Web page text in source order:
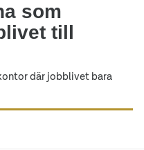
som
till
där jobblivet bara